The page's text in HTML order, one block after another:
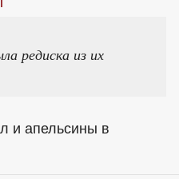
редиска из их
и апельсины в